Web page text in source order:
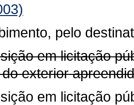
pelo
em licitação
exterior
em licitação